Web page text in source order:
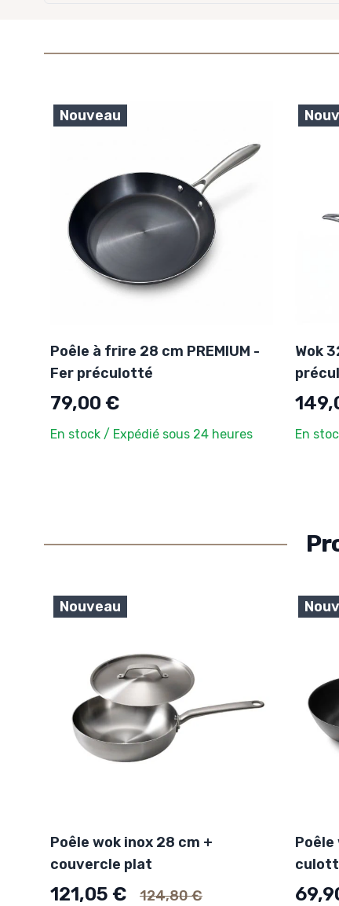
Nouveau
Poêle à frire 28 cm PREMIUM -
Fer préculotté
79,00 €
En stock / Expédié sous 24 heures
Wok
En
Nouveau
Poêle wok inox 28 cm +
couvercle plat
121,05 € Ancien prix
124,80 €
Poêle